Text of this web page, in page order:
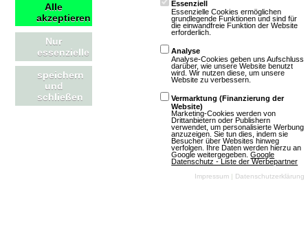
Mehr über World of Dungeons
4 Bewertungen
Download-MMOs
Rollenspiel
Alle
akzeptieren
Nur
essenzielle
speichern
und
schließen
Essenziell
Essenzielle Cookies ermöglichen
grundlegende Funktionen und sind für
die einwandfreie Funktion der Website
erforderlich.
Analyse
Analyse-Cookies geben uns Aufschluss
darüber, wie unsere Website benutzt
wird. Wir nutzen diese, um unsere
Website zu verbessern.
Vermarktung (Finanzierung der
Website)
Marketing-Cookies werden von
Drittanbietern oder Publishern
verwendet, um personalisierte Werbung
anzuzeigen. Sie tun dies, indem sie
Besucher über Websites hinweg
verfolgen. Ihre Daten werden hierzu an
Google weitergegeben.Google
Datenschutz - Liste der Werbepartner
Impressum | Datenschutzerklärung